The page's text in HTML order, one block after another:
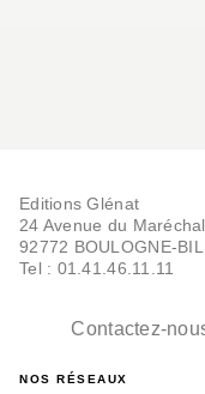
Editions Glénat
24 Avenue du
92772 BOULOGNE-
Tel : 01.41.46.11.11
Contactez-
NOS RÉSEAUX